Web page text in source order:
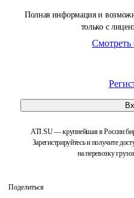
Полная информация и
только с
Смотреть
ATI.SU — крупнейшая в России
Зарегистрируйтесь и получите
на перевозку
Поделиться